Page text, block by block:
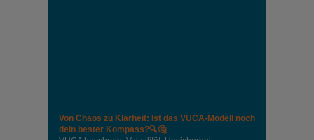
Von Chaos zu Klarheit: Ist das VUCA-Modell noch
dein bester Kompass?🔍🤔